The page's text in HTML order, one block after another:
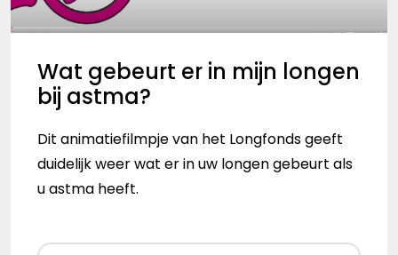
Wat gebeurt er in mijn longen
bij astma?
Dit animatiefilmpje van het Longfonds geeft
duidelijk weer wat er in uw longen gebeurt als
u astma heeft.